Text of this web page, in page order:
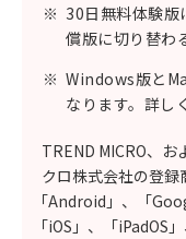
※ 30日無料体験版
償版に切り替わ
※ Windows版と
なります。詳し
TREND MICRO、お
クロ株式会社の登録
「Android」、「
「iOS」、「iPadOS